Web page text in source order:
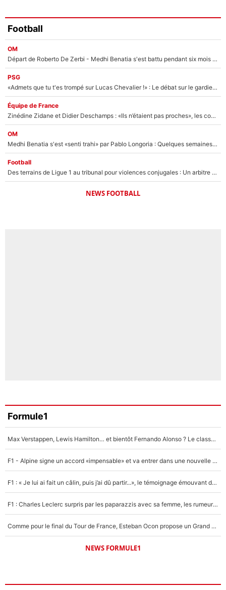
Football
OM
Départ de Roberto De Zerbi - Medhi Benatia s'est battu pendant six mois pour le retenir à l'OM, le PSG a été le naufrage de trop : «Je pars avec toi»
PSG
«Admets que tu t'es trompé sur Lucas Chevalier !» : Le débat sur le gardien du PSG vire au clash à l'After Foot
Équipe de France
Zinédine Zidane et Didier Deschamps : «Ils n’étaient pas proches», les confidences d’un membre de l’équipe de France 1998 sur leur relation spéciale
OM
Medhi Benatia s'est «senti trahi» par Pablo Longoria : Quelques semaines après son départ, l'ancien directeur de football de l'OM règle ses comptes
Football
Des terrains de Ligue 1 au tribunal pour violences conjugales : Un arbitre français encourt une peine de 18 mois de prison !
NEWS FOOTBALL
Formule1
Max Verstappen, Lewis Hamilton… et bientôt Fernando Alonso ? Le classement des pilotes les mieux payés en Formule 1 risque de changer !
F1 - Alpine signe un accord «impensable» et va entrer dans une nouvelle dimension : Grande nouvelle pour Pierre Gasly !
F1 : « Je lui ai fait un câlin, puis j’ai dû partir...», le témoignage émouvant de Max Verstappen sur sa fille
F1 : Charles Leclerc surpris par les paparazzis avec sa femme, les rumeurs étaient vraies !
Comme pour le final du Tour de France, Esteban Ocon propose un Grand Prix de Formule 1 à Paris : «Autour de l’Arc de Triomphe, ce serait génial» !
NEWS FORMULE1